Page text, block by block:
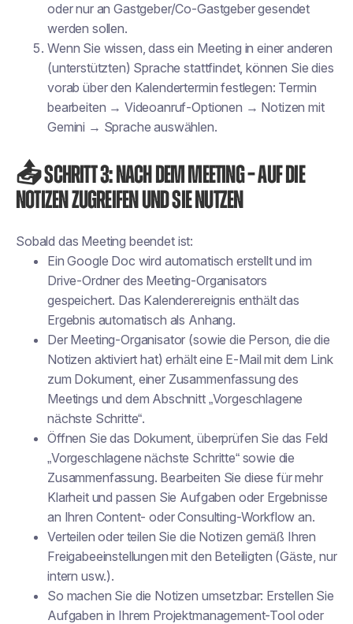
oder nur an Gastgeber/Co-Gastgeber gesendet
werden sollen.
Wenn Sie wissen, dass ein Meeting in einer anderen
(unterstützten) Sprache stattfindet, können Sie dies
vorab über den Kalendertermin festlegen: Termin
bearbeiten → Videoanruf-Optionen → Notizen mit
Gemini → Sprache auswählen.
📤 Schritt 3: Nach dem Meeting – Auf die
Notizen zugreifen und sie nutzen
Sobald das Meeting beendet ist:
Ein Google Doc wird automatisch erstellt und im
Drive-Ordner des Meeting-Organisators
gespeichert. Das Kalenderereignis enthält das
Ergebnis automatisch als Anhang.
Der Meeting-Organisator (sowie die Person, die die
Notizen aktiviert hat) erhält eine E-Mail mit dem Link
zum Dokument, einer Zusammenfassung des
Meetings und dem Abschnitt „Vorgeschlagene
nächste Schritte“.
Öffnen Sie das Dokument, überprüfen Sie das Feld
„Vorgeschlagene nächste Schritte“ sowie die
Zusammenfassung. Bearbeiten Sie diese für mehr
Klarheit und passen Sie Aufgaben oder Ergebnisse
an Ihren Content- oder Consulting-Workflow an.
Verteilen oder teilen Sie die Notizen gemäß Ihren
Freigabeeinstellungen mit den Beteiligten (Gäste, nur
intern usw.).
So machen Sie die Notizen umsetzbar: Erstellen Sie
Aufgaben in Ihrem Projektmanagement-Tool oder